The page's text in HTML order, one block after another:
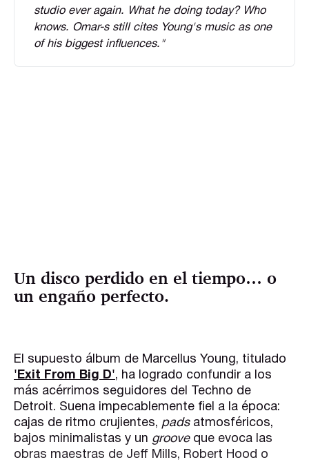
studio ever again. What he doing today? Who
knows. Omar-s still cites Young's music as one
of his biggest influences."
Un disco perdido en el tiempo… o
un engaño perfecto.
El supuesto álbum de Marcellus Young, titulado
'Exit From Big D', ha logrado confundir a los
más acérrimos seguidores del Techno de
Detroit. Suena impecablemente fiel a la época:
cajas de ritmo crujientes, padsatmosféricos,
bajos minimalistas y un grooveque evoca las
obras maestras de Jeff Mills, Robert Hood o